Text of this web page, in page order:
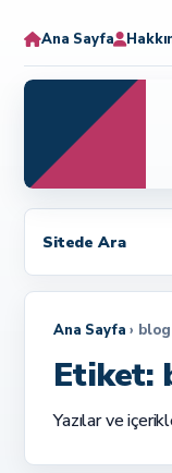
Ana Sayfa
Sitede Ara
Ana Sayfa ›
Etiket:
Yazılar ve